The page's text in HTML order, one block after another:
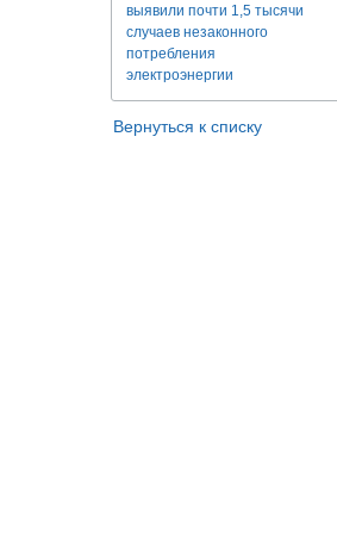
выявили почти 1,5 тысячи
случаев незаконного
потребления
электроэнергии
Вернуться к списку